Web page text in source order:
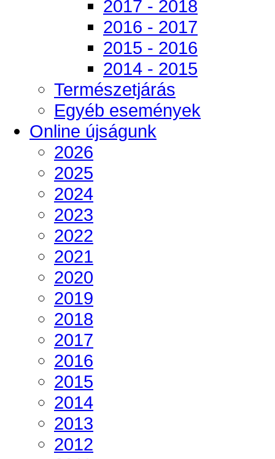
2017 - 2018
2016 - 2017
2015 - 2016
2014 - 2015
Természetjárás
Egyéb események
Online újságunk
2026
2025
2024
2023
2022
2021
2020
2019
2018
2017
2016
2015
2014
2013
2012